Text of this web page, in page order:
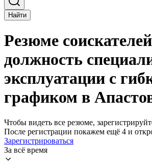
Найти
Резюме
должность
эксплуатации с
графиком в
Чтобы видеть все резюме,
После регистрации покажем ещё 4 и
Зарегистрироваться
За всё время